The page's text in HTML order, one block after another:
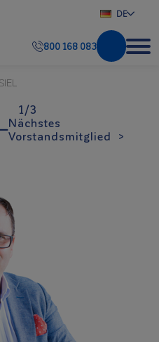
DE
800 168 083
1/3
Nächstes
Vorstandsmitglied >